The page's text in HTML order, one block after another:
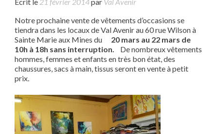
Notre prochaine vente de vêtements d’occasions se
tiendra dans les locaux de Val Avenir au 60 rue Wilson à
Sainte Marie aux Mines du 20 mars au 22 mars de
10h à 18h sans interruption. De nombreux vêtements
hommes, femmes et enfants en très bon état, des
chaussures, sacs à main, tissus seront en vente à petit
prix.